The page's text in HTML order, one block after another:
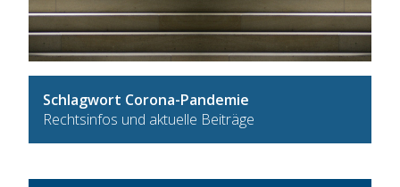
Schlagwort Corona-Pandemie
Rechtsinfos und aktuelle Beiträge